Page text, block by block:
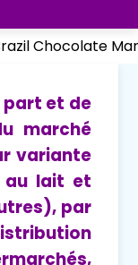
Chocolate
part et de
marché
variante
au lait et
par